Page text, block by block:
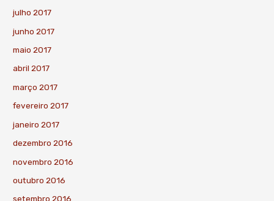
julho 2017
junho 2017
maio 2017
abril 2017
março 2017
fevereiro 2017
janeiro 2017
dezembro 2016
novembro 2016
outubro 2016
setembro 2016